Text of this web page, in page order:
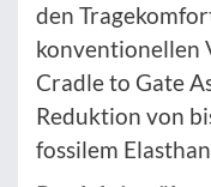
den
konventionellen
Cradle to Gate
Reduktion von
fossilem